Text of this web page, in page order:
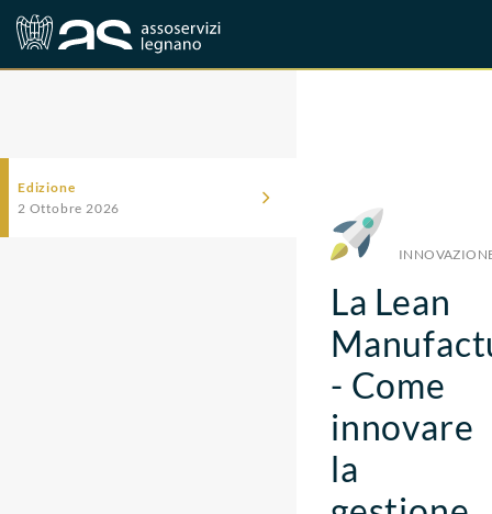
Corsi Innovazione
Edizione
2 Ottobre 2026
La Lean
- Come
innovare
la